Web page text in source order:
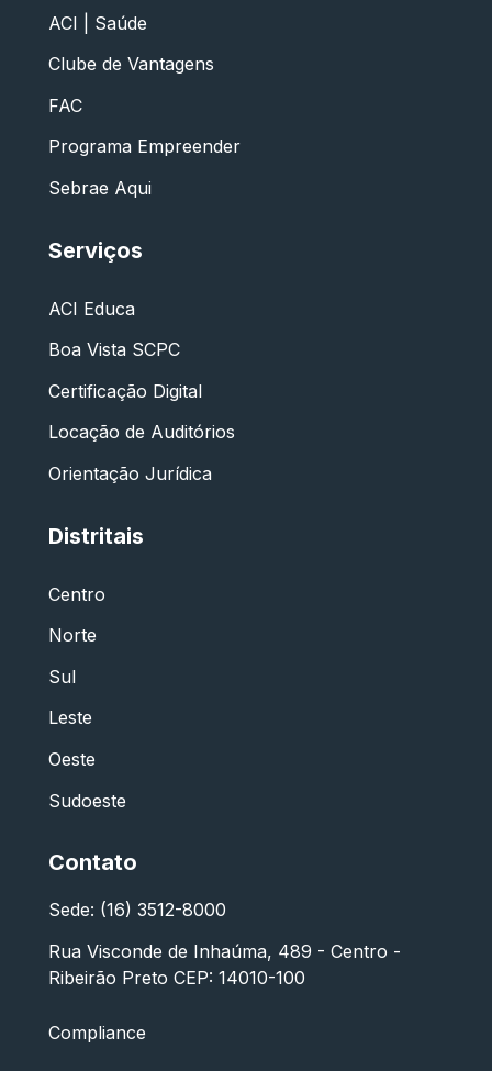
ACI | Saúde
Clube de Vantagens
FAC
Programa Empreender
Sebrae Aqui
Serviços
ACI Educa
Boa Vista SCPC
Certificação Digital
Locação de Auditórios
Orientação Jurídica
Distritais
Centro
Norte
Sul
Leste
Oeste
Sudoeste
Contato
Sede: (16) 3512-8000
Rua Visconde de Inhaúma, 489 - Centro -
Ribeirão Preto CEP: 14010-100
Compliance